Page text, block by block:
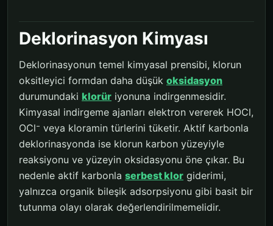
Deklorinasyon Kimyası
Deklorinasyonun temel kimyasal prensibi, klorun
oksitleyici formdan daha düşük oksidasyon
durumundaki klorür iyonuna indirgenmesidir.
Kimyasal indirgeme ajanları elektron vererek HOCl,
OCl⁻ veya kloramin türlerini tüketir. Aktif karbonla
deklorinasyonda ise klorun karbon yüzeyiyle
reaksiyonu ve yüzeyin oksidasyonu öne çıkar. Bu
nedenle aktif karbonla serbest klor giderimi,
yalnızca organik bileşik adsorpsiyonu gibi basit bir
tutunma olayı olarak değerlendirilmemelidir.